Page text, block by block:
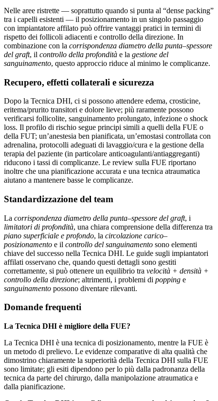
Nelle aree ristrette — soprattutto quando si punta al “dense packing”
tra i capelli esistenti — il posizionamento in un singolo passaggio
con impiantatore affilato può offrire vantaggi pratici in termini di
rispetto dei follicoli adiacenti e controllo della direzione. In
combinazione con la corrispondenza diametro della punta–spessore
del graft, il controllo della profondità e la gestione del
sanguinamento, questo approccio riduce al minimo le complicanze.
Recupero, effetti collaterali e sicurezza
Dopo la Tecnica DHI, ci si possono attendere edema, crosticine,
eritema/prurito transitori e dolore lieve; più raramente possono
verificarsi follicolite, sanguinamento prolungato, infezione o shock
loss. Il profilo di rischio segue principi simili a quelli della FUE o
della FUT; un’anestesia ben pianificata, un’emostasi controllata con
adrenalina, protocolli adeguati di lavaggio/cura e la gestione della
terapia del paziente (in particolare anticoagulanti/antiaggreganti)
riducono i tassi di complicanze. Le review sulla FUE riportano
inoltre che una pianificazione accurata e una tecnica atraumatica
aiutano a mantenere basse le complicanze.
Standardizzazione del team
La corrispondenza diametro della punta–spessore del graft, i
limitatori di profondità, una chiara comprensione della differenza tra
piano superficiale e profondo, la circolazione carico–
posizionamento e il controllo del sanguinamento sono elementi
chiave del successo nella Tecnica DHI. Le guide sugli impiantatori
affilati osservano che, quando questi dettagli sono gestiti
correttamente, si può ottenere un equilibrio tra velocità + densità +
controllo della direzione; altrimenti, i problemi di popping e
sanguinamento possono diventare rilevanti.
Domande frequenti
La Tecnica DHI è migliore della FUE?
La Tecnica DHI è una tecnica di posizionamento, mentre la FUE è
un metodo di prelievo. Le evidenze comparative di alta qualità che
dimostrino chiaramente la superiorità della Tecnica DHI sulla FUE
sono limitate; gli esiti dipendono per lo più dalla padronanza della
tecnica da parte del chirurgo, dalla manipolazione atraumatica e
dalla pianificazione.